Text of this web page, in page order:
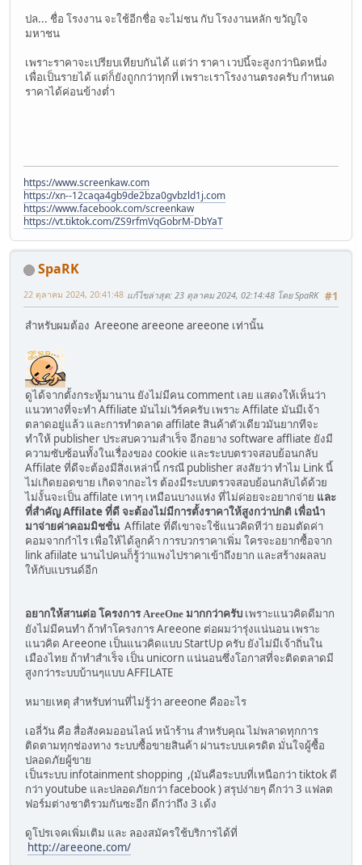
ปล... ชื่อ โรงงาน จะใช้อีกชื่อ จะไม่ชน กับ โรงงานหลัก ขวัญใจ
มหาชน
เพราะราคาจะเปรียบเทียบกันได้ แต่ว่า ราคา เวปนี้จะสูงกว่านิดหนึ่ง
เพื่อเป็นรายได้ แต่ก็ยังถูกกว่าทุกที่ เพราะเราโรงงานตรงครับ กำหนด
ราคาได้ค่อนข้างต่ำ
https://www.screenkaw.com
https://xn--12caqa4gb9de2bza0gvbzld1j.com
https://www.facebook.com/screenkaw
https://vt.tiktok.com/ZS9rfmVqGobrM-DbYaT
SpaRK
#1
22 ตุลาคม 2024, 20:41:48 แก้ไขล่าสุด: 23 ตุลาคม 2024, 02:14:48 โดย SpaRK
สำหรับผมต้อง Areeone areeone areeone เท่านั้น
ดูได้จากตั้งกระทู้มานาน ยังไม่มีคน comment เลย แสดงให้เห็นว่า
แนวทางที่จะทำ Affiliate มันไม่เวิร์คครับ เพราะ Affilate มันมีเจ้า
ตลาดอยู่แล้ว และการทำตลาด affilate สินค้าตัวเดียวมันยากทีจะ
ทำให้ publisher ประสบความสำเร็จ อีกอยาง software affliate ยังมี
ความซับซ้อนทั้งในเรื่องของ cookie และระบบตรวจสอบย้อนกลับ
Affilate ที่ดีจะต้องมีสิ่งเหล่านี้ กรณี publisher สงสัยว่า ทำไม Link นี้
ไม่เกิดยอดขาย เกิดจากอะไร ต้องมีระบบตรวจสอบย้อนกลับได้ด้วย
ไม่งั้นจะเป็น affilate เทาๆ เหมือนบางแห่ง ที่ไม่ค่อยจะอยากจ่าย และ
ที่สำคัญ Affilate ที่ดี จะต้องไม่มีการตั้งราคาให้สูงกว่าปกติ เพื่อนำ
มาจ่ายค่าคอมมิชชั่น Affilate ที่ดีเขาจะใช้แนวคิดทีว่า ยอมตัดค่า
คอมจากกำไร เพื่อให้ได้ลูกค้า การบวกราคาเพิ่ม ใครจะอยากซื้อจาก
link afiilate นานไปคนก็รู้ว่าแพงไปราคาเข้าถึงยาก และสร้างผลลบ
ให้กับแบรนด์อีก
อยากให้สานต่อ โครงการ AreeOne มากกว่าครับ เพราะแนวคิดดีมาก
ยังไม่มีคนทำ ถ้าทำโครงการ Areeone ต่อผมว่ารุ่งแน่นอน เพราะ
แนวคิด Areeone เป็นแนวคิดแบบ StartUp ครับ ยังไม่มีเจ้าถิ่นใน
เมืองไทย ถ้าทำสำเร็จ เป็น unicorn แน่นอนซึ่งโอกาสที่จะติดตลาดมี
สูงกว่าระบบบ้านๆแบบ AFFILATE
หมายเหตุ สำหรับท่านที่ไม่รู้ว่า areeone คืออะไร
เอลี่วัน คือ สื่อสังคมออนไลน์ หน้าร้าน สำหรับคุณ ไม่พลาดทุกการ
ติดตามทุกช่องทาง ระบบซื้อขายสินค้า ผ่านระบบเครดิต มั่นใจผู้ซื้อ
ปลอดภัยผู้ขาย
เป็นระบบ infotainment shopping ,(มันคือระบบที่เหนือกว่า tiktok ดี
กว่า youtube และปลอดภัยกว่า facebook ) สรุปง่ายๆ ดีกว่า 3 แฟลต
ฟอร์มต่างชาติรวมกันซะอีก ดีกว่าถึง 3 เด้ง
ดูโปรเจคเพิ่มเติม และ ลองสมัครใช้บริการได้ที่
http://areeone.com/